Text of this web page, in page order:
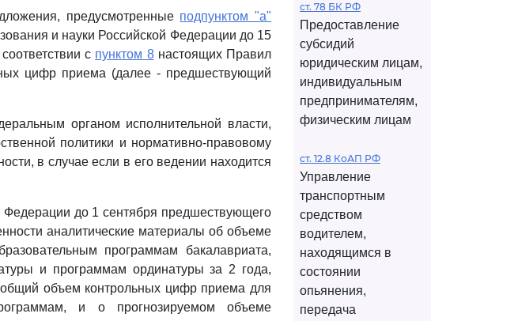
предусмотренные подпунктом "а"
и науки Российской Федерации до 15
с пунктом 8настоящих Правил
цифр приема (далее - предшествующий
органом исполнительной власти,
политики и нормативно-правовому
в случае если в его ведении находится
Федерации до 1 сентября предшествующего
аналитические материалы об объеме
программам бакалавриата,
и программам ординатуры за 2 года,
объем контрольных цифр приема для
и о прогнозируемом объеме
ст. 78 БК РФ
Предоставление
субсидий
юридическим лицам,
индивидуальным
предпринимателям,
физическим лицам
ст. 12.8 КоАП РФ
Управление
транспортным
средством
водителем,
находящимся в
состоянии
опьянения,
передача